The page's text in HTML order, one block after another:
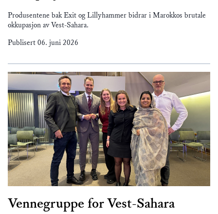
Produsentene bak Exit og Lillyhammer bidrar i Marokkos brutale
okkupasjon av Vest-Sahara.
Publisert 06. juni 2026
Vennegruppe for Vest-Sahara